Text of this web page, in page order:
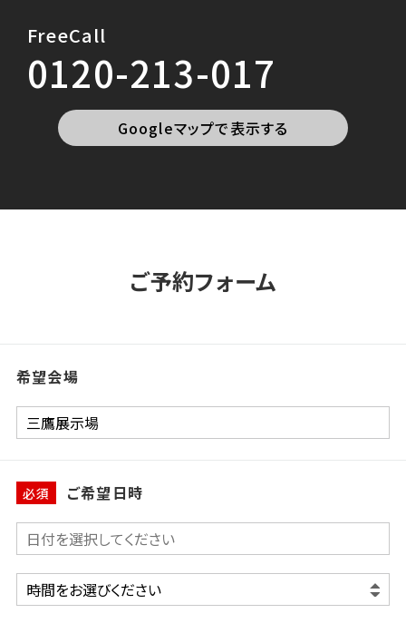
FreeCall
0120-213-017
Googleマップで表示する
ご予約フォーム
希望会場
必須 ご希望日時